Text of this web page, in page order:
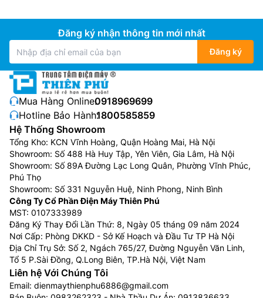
Đăng ký nhận thông tin mới nhất
Đăng ký
Mua Hàng Online:0918969699
Hotline Bảo Hành:1800585859
Hệ Thống Showroom
Tổng Kho: KCN Vĩnh Hoàng, Quận Hoàng Mai, Hà Nội
Showroom: Số 488 Hà Huy Tập, Yên Viên, Gia Lâm, Hà Nội
Showroom: Số 89A Đường Lạc Long Quân, Phường Vĩnh Phúc,
Phú Thọ
Showroom: Số 331 Nguyễn Huệ, Ninh Phong, Ninh Bình
Công Ty Cổ Phần Điện Máy Thiên Phú
MST: 0107333989
Đăng Ký Thay Đổi Lần Thứ: 8, Ngày 05 tháng 09 năm 2024
Nơi Cấp: Phòng DKKD - Sở Kế Hoạch và Đầu Tư TP Hà Nội
Địa Chỉ Trụ Sở: Số 2, Ngách 765/27, Đường Nguyễn Văn Linh,
Tổ 5 P.Sài Đồng, Q.Long Biên, TP.Hà Nội, Việt Nam
Liên hệ Với Chúng Tôi
Email: dienmaythienphu6886@gmail.com